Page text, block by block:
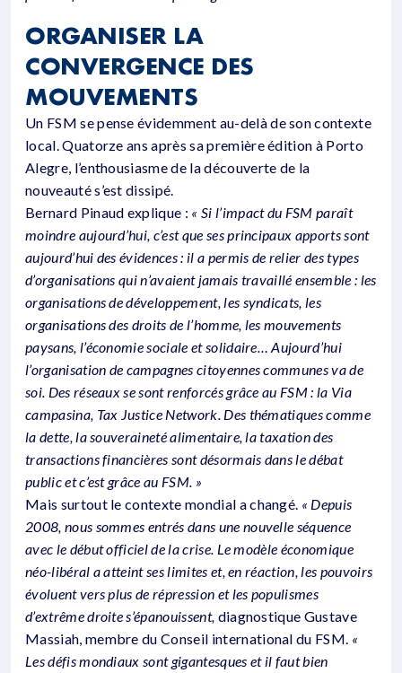
ORGANISER LA
CONVERGENCE DES
MOUVEMENTS
Un FSM se pense évidemment au-delà de son contexte
local. Quatorze ans après sa première édition à Porto
Alegre, l’enthousiasme de la découverte de la
nouveauté s’est dissipé.
Bernard Pinaud explique : « Si l’impact du FSM paraît
moindre aujourd’hui, c’est que ses principaux apports sont
aujourd’hui des évidences : il a permis de relier des types
d’organisations qui n’avaient jamais travaillé ensemble : les
organisations de développement, les syndicats, les
organisations des droits de l’homme, les mouvements
paysans, l’économie sociale et solidaire… Aujourd’hui
l’organisation de campagnes citoyennes communes va de
soi. Des réseaux se sont renforcés grâce au FSM : la Via
campasina, Tax Justice Network. Des thématiques comme
la dette, la souveraineté alimentaire, la taxation des
transactions financières sont désormais dans le débat
public et c’est grâce au FSM. »
Mais surtout le contexte mondial a changé. « Depuis
2008, nous sommes entrés dans une nouvelle séquence
avec le début officiel de la crise. Le modèle économique
néo-libéral a atteint ses limites et, en réaction, les pouvoirs
évoluent vers plus de répression et les populismes
d’extrême droite s’épanouissent, diagnostique Gustave
Massiah, membre du Conseil international du FSM. «
Les défis mondiaux sont gigantesques et il faut bien